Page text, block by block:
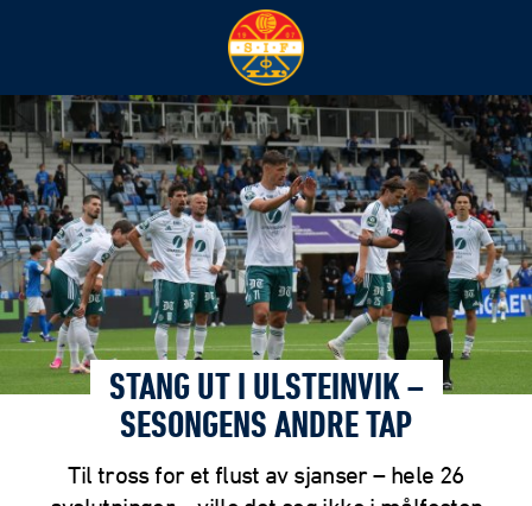
STANG UT I ULSTEINVIK –
SESONGENS ANDRE TAP
Til tross for et flust av sjanser – hele 26